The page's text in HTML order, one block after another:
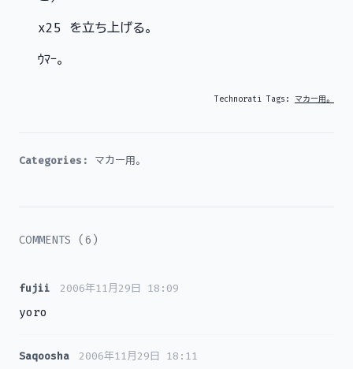
x25 を立ち上げる。
ｳﾏｰ。
Technorati Tags: マカー用。
Categories: マカー用。
COMMENTS (6)
fujii 2006年11月29日 18:09
yoro
Saqoosha 2006年11月29日 18:11